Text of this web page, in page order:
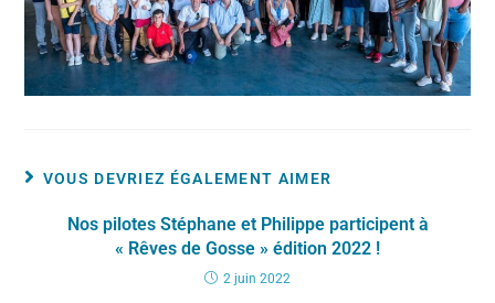
VOUS DEVRIEZ ÉGALEMENT AIMER
Nos pilotes Stéphane et Philippe participent à
« Rêves de Gosse » édition 2022 !
2 juin 2022